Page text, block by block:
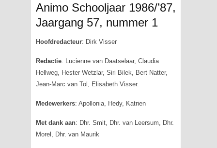
Animo Schooljaar 1986/’87,
Jaargang 57, nummer 1
Hoofdredacteur: Dirk Visser
Redactie: Lucienne van Daatselaar, Claudia
Hellweg, Hester Wetzlar, Siri Bilek, Bert Natter,
Jean-Marc van Tol, Elisabeth Visser.
Medewerkers: Apollonia, Hedy, Katrien
Met dank aan: Dhr. Smit, Dhr. van Leersum, Dhr.
Morel, Dhr. van Maurik